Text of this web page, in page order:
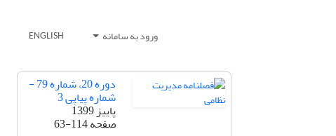
ورود به سامانه ENGLISH
دوره 20، شماره 79 -
شماره پیاپی 3
پاییز 1399
صفحه63-114